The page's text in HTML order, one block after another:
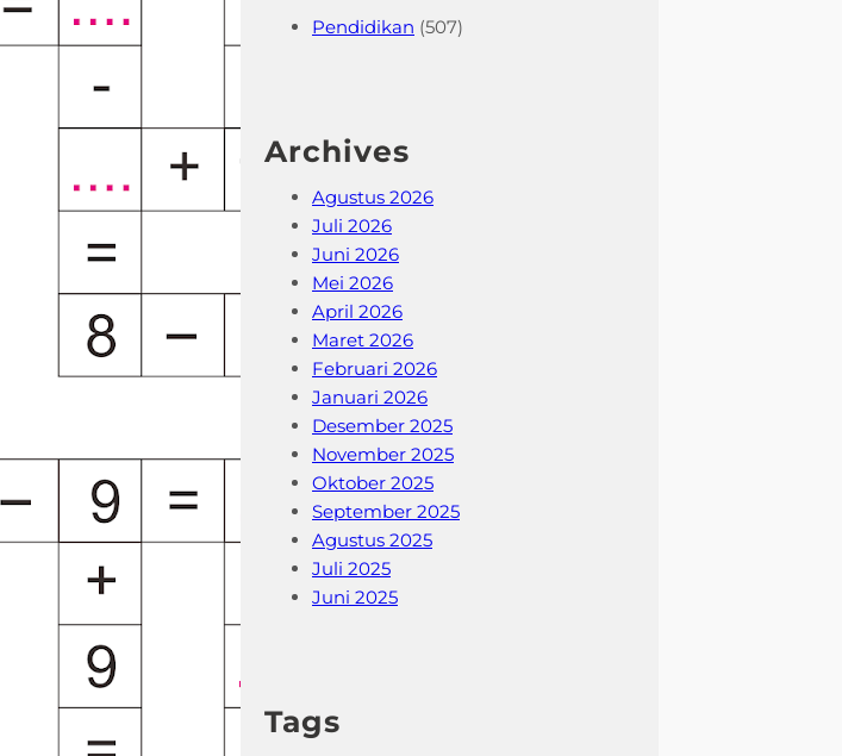
Pendidikan (507)
Archives
Agustus 2026
Juli 2026
Juni 2026
Mei 2026
April 2026
Maret 2026
Februari 2026
Januari 2026
Desember 2025
November 2025
Oktober 2025
September 2025
Agustus 2025
Juli 2025
Juni 2025
Tags